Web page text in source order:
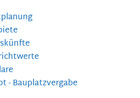
- Bauplatzvergabe